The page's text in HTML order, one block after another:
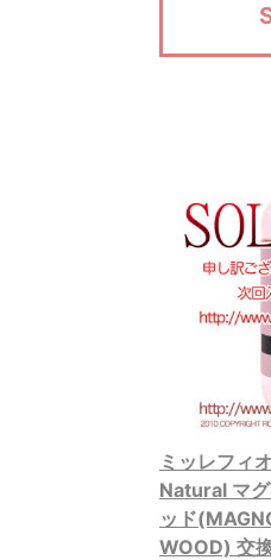
ミッレフィ
Natural マ
ッド
WOOD) 交